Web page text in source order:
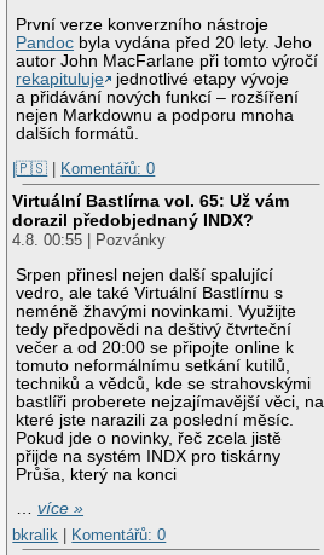
První verze konverzního nástroje
Pandoc byla vydána před 20 lety. Jeho
autor John MacFarlane při tomto výročí
rekapituluje
jednotlivé etapy vývoje
a přidávání nových funkcí – rozšíření
nejen Markdownu a podporu mnoha
dalších formátů.
|🇵🇸
Komentářů: 0
Virtuální Bastlírna vol. 65: Už vám
dorazil předobjednaný INDX?
4.8. 00:55 | Pozvánky
Srpen přinesl nejen další spalující
vedro, ale také Virtuální Bastlírnu s
neméně žhavými novinkami. Využijte
tedy předpovědi na deštivý čtvrteční
večer a od 20:00 se připojte online k
tomuto neformálnímu setkání kutilů,
techniků a vědců, kde se strahovskými
bastlíři proberete nejzajímavější věci, na
které jste narazili za poslední měsíc.
Pokud jde o novinky, řeč zcela jistě
přijde na systém INDX pro tiskárny
Průša, který na konci
…více »
bkralik | Komentářů: 0